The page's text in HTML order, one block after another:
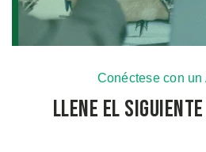
Conéctese con un
Llene el